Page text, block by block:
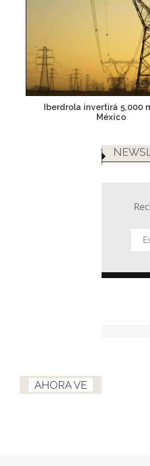
Iberdrola invertirá 5,000
México
AHORA VE